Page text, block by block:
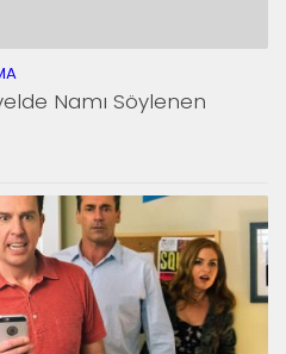
Namı Söylenen